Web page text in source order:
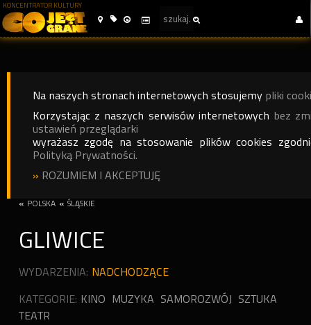
KONCENTRATOR KULTURY
Na naszych stronach internetowych stosujemy pliki
Korzystając z naszych serwisów internetowych bez
ustawień przeglądarki
wyrażasz zgodę na stosowanie plików cookies
Polityką Prywatności.
» ROZUMIEM I AKCEPTUJĘ
« POLSKA « ŚLĄSKIE
GLIWICE
WYDARZENIA: NADCHODZĄCE
KATEGORIE: KINO MUZYKA SAMOROZWÓJ SZTUKA
TEATR